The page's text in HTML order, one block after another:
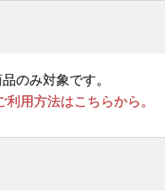
のみ対象です。
用方法はこちらから。